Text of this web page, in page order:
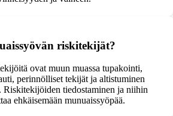
riskitekijät?
ovat muun muassa tupakointi,
perinnölliset tekijät ja altistuminen
tiedostaminen ja niihin
ehkäisemään munuaissyöpää.